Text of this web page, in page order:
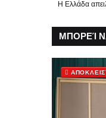
Η Ελλάδα
ΜΠΟΡΕΊ